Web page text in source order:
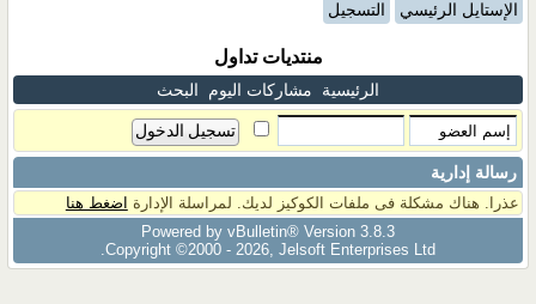
الإستايل الرئيسي التسجيل
منتديات تداول
الرئيسية مشاركات اليوم البحث
رسالة إدارية
عذرا. هناك مشكلة فى ملفات الكوكيز لديك. لمراسلة الإدارة اضغط هنا
Powered by vBulletin® Version 3.8.3
Copyright ©2000 - 2026, Jelsoft Enterprises Ltd.